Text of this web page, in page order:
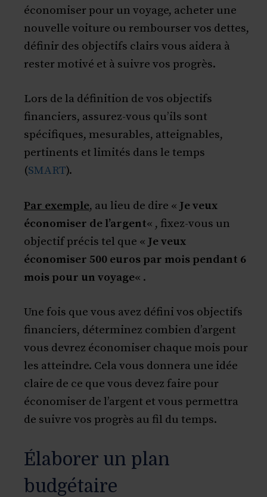
économiser pour un voyage, acheter une
nouvelle voiture ou rembourser vos dettes,
définir des objectifs clairs vous aidera à
rester motivé et à suivre vos progrès.
Lors de la définition de vos objectifs
financiers, assurez-vous qu’ils sont
spécifiques, mesurables, atteignables,
pertinents et limités dans le temps
(SMART).
Par exemple, au lieu de dire « Je veux
économiser de l’argent« , fixez-vous un
objectif précis tel que « Je veux
économiser 500 euros par mois pendant 6
mois pour un voyage« .
Une fois que vous avez défini vos objectifs
financiers, déterminez combien d’argent
vous devrez économiser chaque mois pour
les atteindre. Cela vous donnera une idée
claire de ce que vous devez faire pour
économiser de l’argent et vous permettra
de suivre vos progrès au fil du temps.
Élaborer un plan
budgétaire